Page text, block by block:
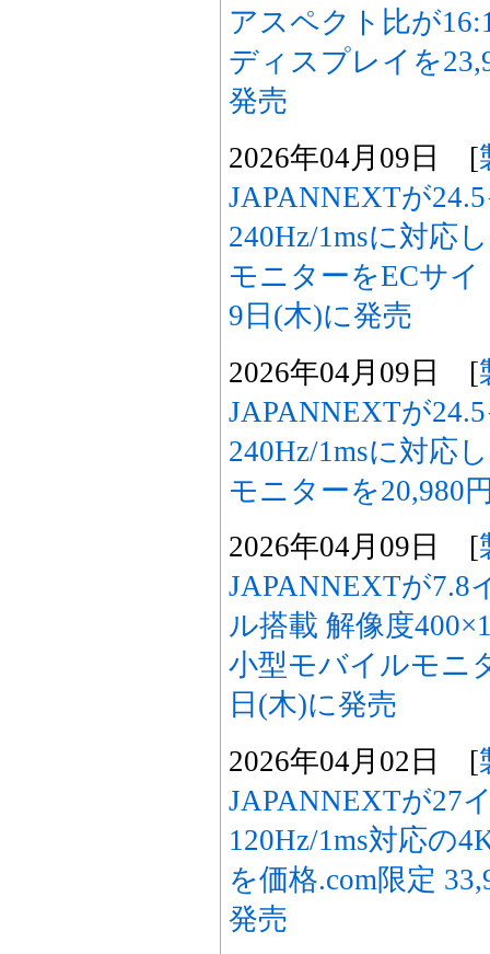
アスペクト比が
ディスプレイを
発売
2026年04月09日 [
JAPANNEXTが
240Hz/1msに対応
モニターをECサイ
9日(木)に発売
2026年04月09日 [
JAPANNEXTが
240Hz/1msに対応
モニターを20,980
2026年04月09日 [
JAPANNEXTが7.8
ル搭載 解像度
小型モバイルモニ
日(木)に発売
2026年04月02日 [
JAPANNEXTが27
120Hz/1ms対応の
を価格.com限定
発売